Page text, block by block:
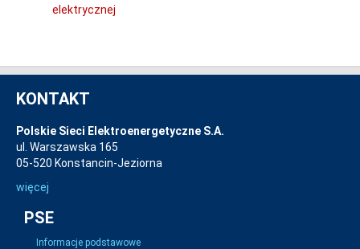
elektrycznej
KONTAKT
Polskie Sieci Elektroenergetyczne S.A.
ul. Warszawska 165
05-520 Konstancin-Jeziorna
więcej
PSE
Informacje podstawowe